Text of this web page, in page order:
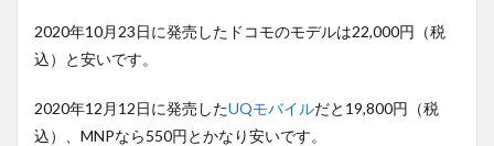
2020年10月23日に発売したドコモのモデルは22,000円（税
込）と安いです。
2020年12月12日に発売したUQモバイルだと19,800円（税
込）、MNPなら550円とかなり安いです。